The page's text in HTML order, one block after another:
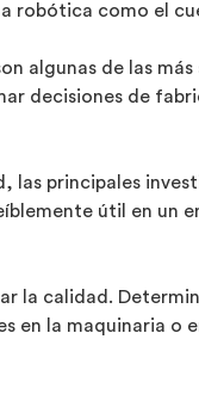
robótica como el
algunas de las
decisiones de
las principales
útil en un
la calidad.
en la maquinaria o